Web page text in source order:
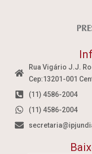
Rua Vigário J.J.
Cep:13201-001
(11) 4586-2004
(11) 4586-2004